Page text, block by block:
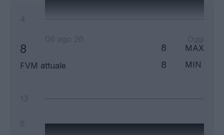
8
FVM attuale
8 MAX
8 MIN